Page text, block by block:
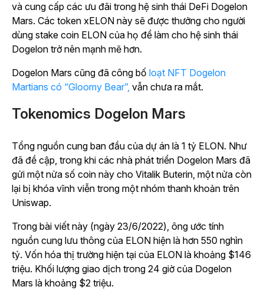
và cung cấp các ưu đãi trong hệ sinh thái DeFi Dogelon
Mars. Các token xELON này sẽ được thưởng cho người
dùng stake coin ELON của họ để làm cho hệ sinh thái
Dogelon trở nên mạnh mẽ hơn.
Dogelon Mars cũng đã công bố loạt NFT Dogelon
Martians có “Gloomy Bear”, vẫn chưa ra mắt.
Tokenomics Dogelon Mars
Tổng nguồn cung ban đầu của dự án là 1 tỷ ELON. Như
đã đề cập, trong khi các nhà phát triển Dogelon Mars đã
gửi một nửa số coin này cho Vitalik Buterin, một nửa còn
lại bị khóa vĩnh viễn trong một nhóm thanh khoản trên
Uniswap.
Trong bài viết này (ngày 23/6/2022), ông ước tính
nguồn cung lưu thông của ELON hiện là hơn 550 nghìn
tỷ. Vốn hóa thị trường hiện tại của ELON là khoảng $146
triệu. Khối lượng giao dịch trong 24 giờ của Dogelon
Mars là khoảng $2 triệu.